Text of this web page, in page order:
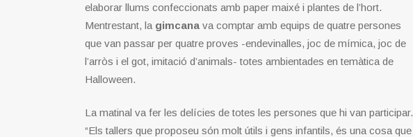
elaborar llums confeccionats amb paper maixé i plantes de l’hort.
Mentrestant, la gimcana va comptar amb equips de quatre persones
que van passar per quatre proves -endevinalles, joc de mímica, joc de
l’arròs i el got, imitació d’animals- totes ambientades en temàtica de
Halloween.
La matinal va fer les delícies de totes les persones que hi van participar.
“Els tallers que proposeu són molt útils i gens infantils, és una cosa que